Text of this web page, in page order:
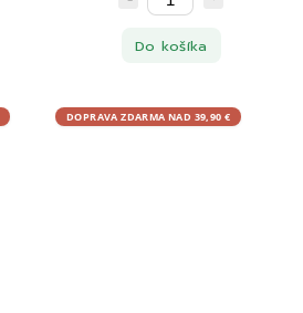
Do košíka
DOPRAVA ZDARMA NAD 39,90 €